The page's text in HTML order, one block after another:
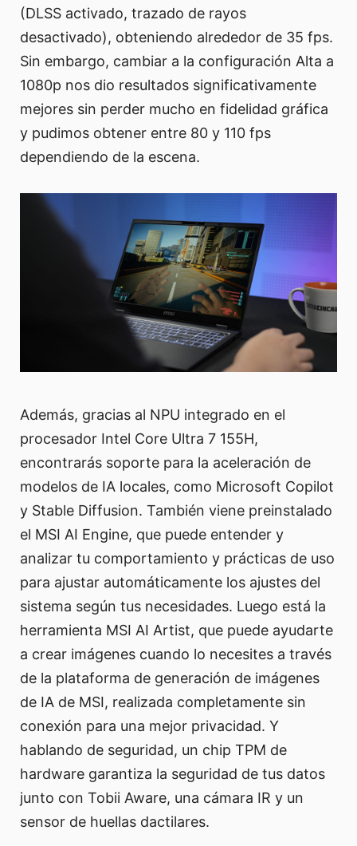
(DLSS activado, trazado de rayos
desactivado), obteniendo alrededor de 35 fps.
Sin embargo, cambiar a la configuración Alta a
1080p nos dio resultados significativamente
mejores sin perder mucho en fidelidad gráfica
y pudimos obtener entre 80 y 110 fps
dependiendo de la escena.
Además, gracias al NPU integrado en el
procesador Intel Core Ultra 7 155H,
encontrarás soporte para la aceleración de
modelos de IA locales, como Microsoft Copilot
y Stable Diffusion. También viene preinstalado
el MSI AI Engine, que puede entender y
analizar tu comportamiento y prácticas de uso
para ajustar automáticamente los ajustes del
sistema según tus necesidades. Luego está la
herramienta MSI AI Artist, que puede ayudarte
a crear imágenes cuando lo necesites a través
de la plataforma de generación de imágenes
de IA de MSI, realizada completamente sin
conexión para una mejor privacidad. Y
hablando de seguridad, un chip TPM de
hardware garantiza la seguridad de tus datos
junto con Tobii Aware, una cámara IR y un
sensor de huellas dactilares.